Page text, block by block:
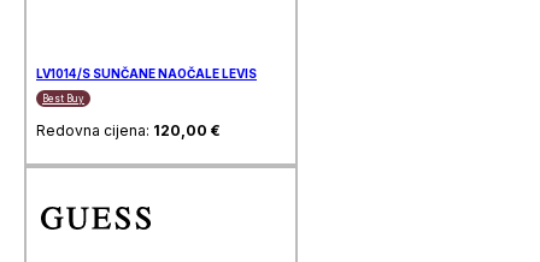
LV1014/S SUNČANE NAOČALE LEVIS
Best Buy
Redovna cijena: 120,00 €